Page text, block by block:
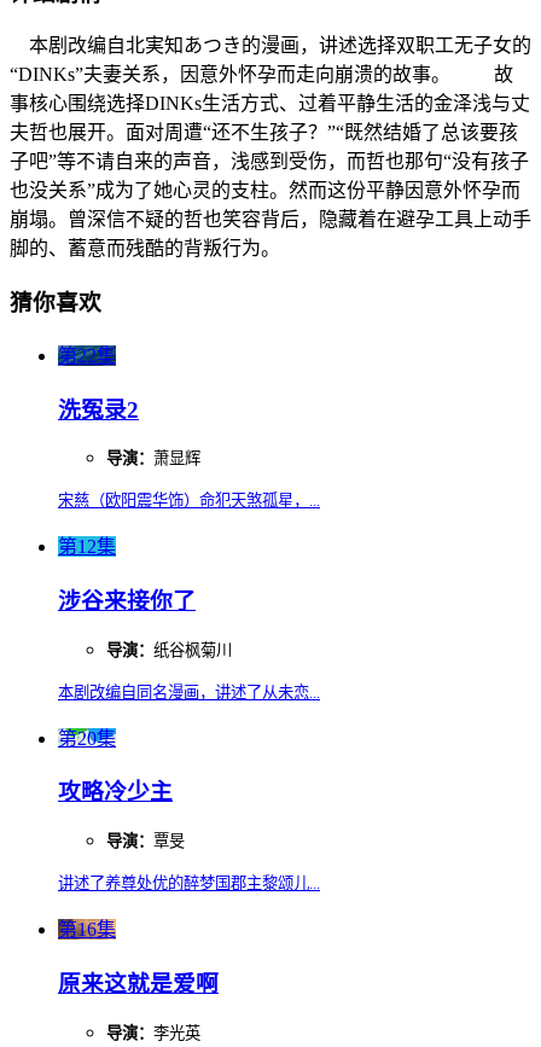
本剧改编自北実知あつき的漫画，讲述选择双职工无子女的
“DINKs”夫妻关系，因意外怀孕而走向崩溃的故事。 故
事核心围绕选择DINKs生活方式、过着平静生活的金泽浅与丈
夫哲也展开。面对周遭“还不生孩子？”“既然结婚了总该要孩
子吧”等不请自来的声音，浅感到受伤，而哲也那句“没有孩子
也没关系”成为了她心灵的支柱。然而这份平静因意外怀孕而
崩塌。曾深信不疑的哲也笑容背后，隐藏着在避孕工具上动手
脚的、蓄意而残酷的背叛行为。
猜你喜欢
第22集
洗冤录2
导演： 萧显辉
宋慈（欧阳震华饰）命犯天煞孤星，...
第12集
涉谷来接你了
导演： 纸谷枫菊川
本剧改编自同名漫画，讲述了从未恋...
第20集
攻略冷少主
导演： 覃旻
讲述了养尊处优的醉梦国郡主黎颂儿...
第16集
原来这就是爱啊
导演： 李光英